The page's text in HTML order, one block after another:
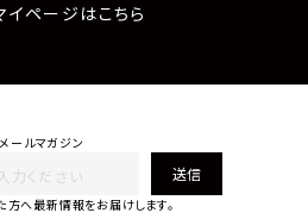
イページはこちら
メールマガジン
送信
へ最新情報をお届けします。